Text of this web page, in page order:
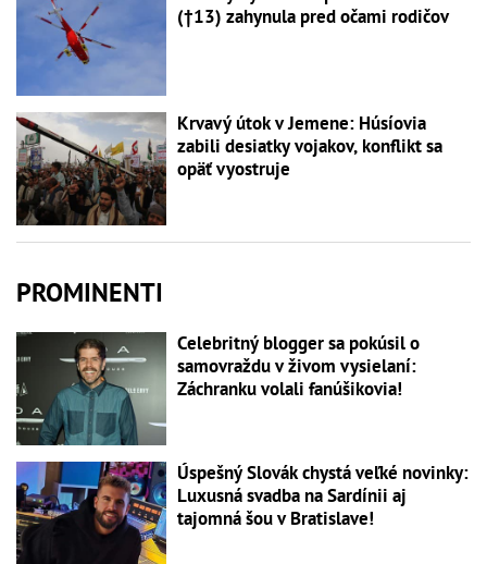
(†13) zahynula pred očami rodičov
Krvavý útok v Jemene: Húsíovia
zabili desiatky vojakov, konflikt sa
opäť vyostruje
PROMINENTI
Celebritný blogger sa pokúsil o
samovraždu v živom vysielaní:
Záchranku volali fanúšikovia!
Úspešný Slovák chystá veľké novinky:
Luxusná svadba na Sardínii aj
tajomná šou v Bratislave!